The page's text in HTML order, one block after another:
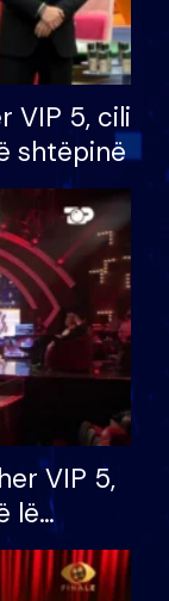
VIP 5, cili
shtëpinë
VIP 5,
lë
për